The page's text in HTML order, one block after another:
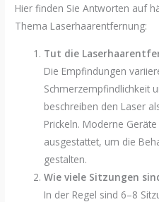
Hier finden Sie Antworten auf
Thema Laserhaarentfernung:
Tut die
Die Empfindungen
Schmerzempfindlichkeit
beschreiben den Laser
Prickeln. Moderne
ausgestattet, um die
gestalten.
Wie viele Sitzungen
In der Regel sind 6–8